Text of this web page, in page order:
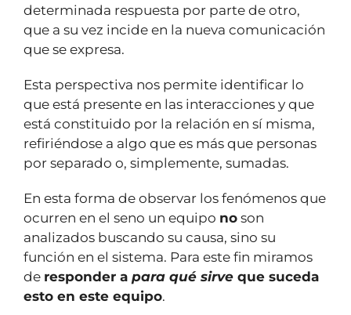
determinada respuesta por parte de otro,
que a su vez incide en la nueva comunicación
que se expresa.
Esta perspectiva nos permite identificar lo
que está presente en las interacciones y que
está constituido por la relación en sí misma,
refiriéndose a algo que es más que personas
por separado o, simplemente, sumadas.
En esta forma de observar los fenómenos que
ocurren en el seno un equipo no son
analizados buscando su causa, sino su
función en el sistema. Para este fin miramos
de responder a para qué sirve que suceda
esto en este equipo.